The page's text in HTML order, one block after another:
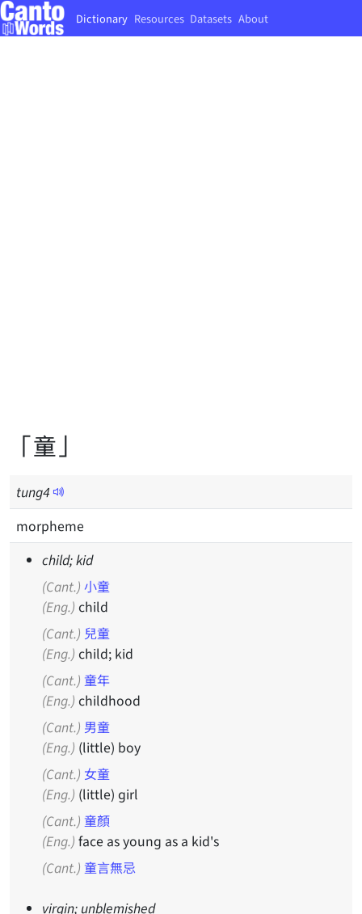
Dictionary Resources Datasets About
「童」
tung4
morpheme
child; kid
(Cant.) 小童
(Eng.) child
(Cant.) 兒童
(Eng.) child; kid
(Cant.) 童年
(Eng.) childhood
(Cant.) 男童
(Eng.) (little) boy
(Cant.) 女童
(Eng.) (little) girl
(Cant.) 童顏
(Eng.) face as young as a kid's
(Cant.) 童言無忌
virgin; unblemished